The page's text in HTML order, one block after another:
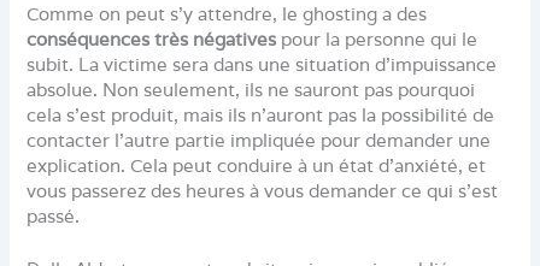
Comme on peut s’y attendre, le ghosting a des
conséquences très négatives pour la personne qui le
subit. La victime sera dans une situation d’impuissance
absolue. Non seulement, ils ne sauront pas pourquoi
cela s’est produit, mais ils n’auront pas la possibilité de
contacter l’autre partie impliquée pour demander une
explication. Cela peut conduire à un état d’anxiété, et
vous passerez des heures à vous demander ce qui s’est
passé.